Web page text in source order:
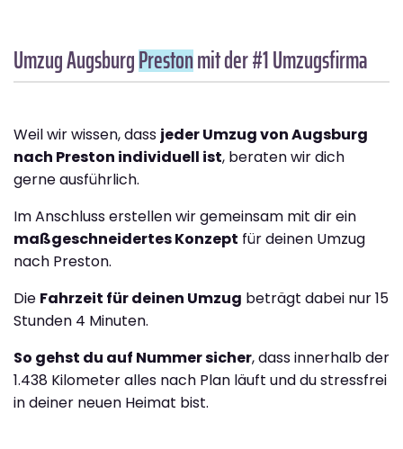
Umzug AugsburgPrestonmit der #1 Umzugsfirma
Weil wir wissen, dass jeder Umzug von Augsburg
nach Preston individuell ist, beraten wir dich
gerne ausführlich.
Im Anschluss erstellen wir gemeinsam mit dir ein
maßgeschneidertes Konzept für deinen Umzug
nach Preston.
Die Fahrzeit für deinen Umzug beträgt dabei nur 15
Stunden 4 Minuten.
So gehst du auf Nummer sicher, dass innerhalb der
1.438 Kilometer alles nach Plan läuft und du stressfrei
in deiner neuen Heimat bist.